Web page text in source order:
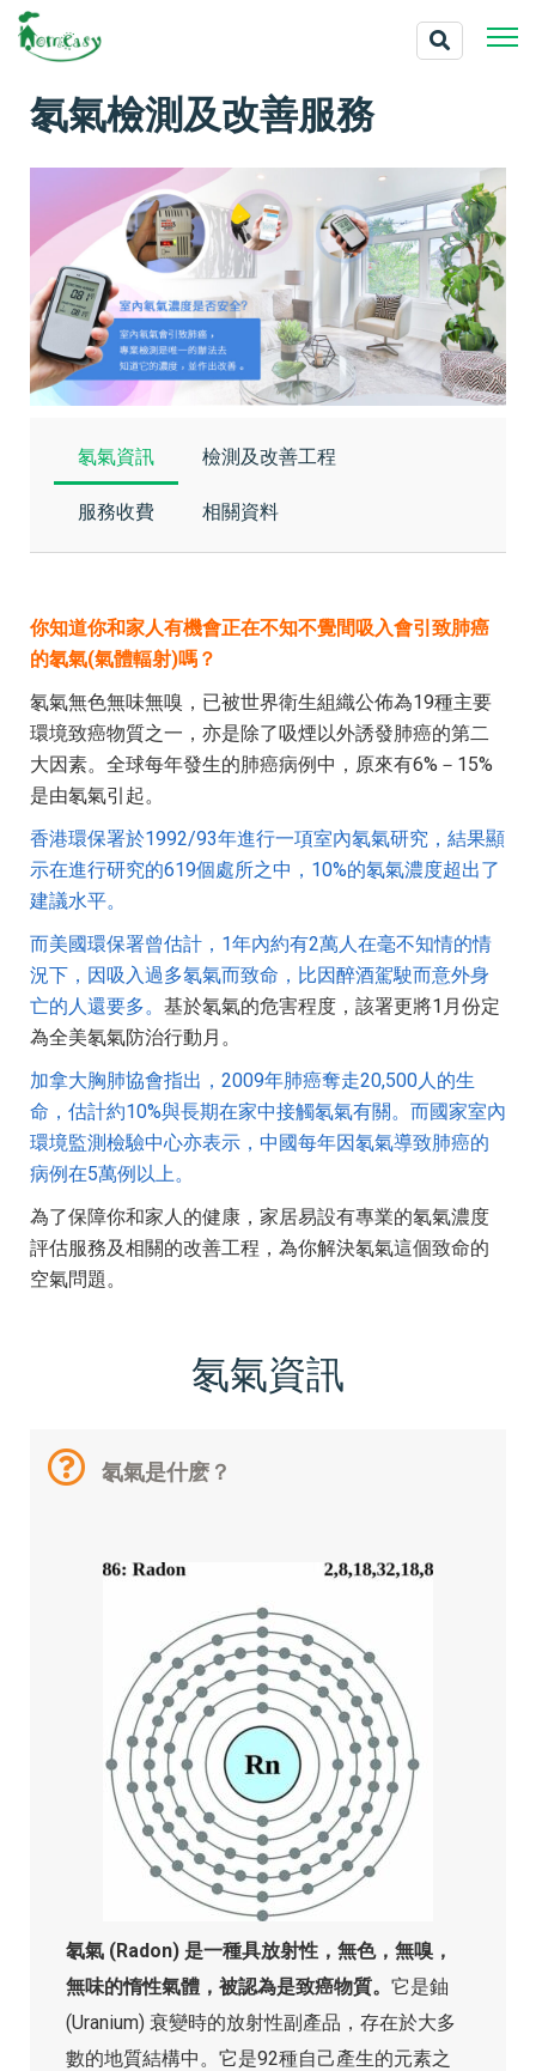
氡氣檢測及改善服務
氡氣資訊 檢測及改善工程
服務收費 相關資料
你知道你和家人有機會正在不知不覺間吸入會引致肺癌
的氡氣(氣體輻射)嗎？
氡氣無色無味無嗅，已被世界衛生組織公佈為19種主要
環境致癌物質之一，亦是除了吸煙以外誘發肺癌的第二
大因素。全球每年發生的肺癌病例中，原來有6%－15%
是由氡氣引起。
香港環保署於1992/93年進行一項室內氡氣研究，結果顯
示在進行研究的619個處所之中，10%的氡氣濃度超出了
建議水平。
而美國環保署曾估計，1年內約有2萬人在毫不知情的情
況下，因吸入過多氡氣而致命，比因醉酒駕駛而意外身
亡的人還要多。 基於氡氣的危害程度，該署更將1月份定
為全美氡氣防治行動月。
加拿大胸肺協會指出，2009年肺癌奪走20,500人的生
命，估計約10%與長期在家中接觸氡氣有關。而國家室內
環境監測檢驗中心亦表示，中國每年因氡氣導致肺癌的
病例在5萬例以上。
為了保障你和家人的健康，家居易設有專業的氡氣濃度
評估服務及相關的改善工程，為你解決氡氣這個致命的
空氣問題。
氡氣資訊
氡氣是什麽？
氡氣 (Radon) 是一種具放射性，無色，無嗅，
無味的惰性氣體，被認為是致癌物質。 它是鈾
(Uranium) 衰變時的放射性副產品，存在於大多
數的地質結構中。它是92種自己產生的元素之